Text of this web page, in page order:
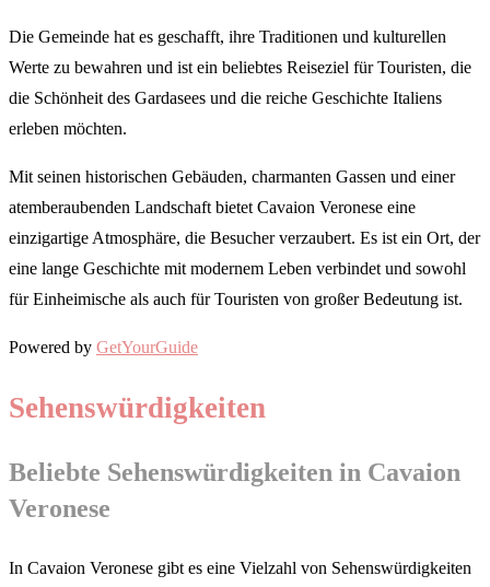
Die Gemeinde hat es geschafft, ihre Traditionen und kulturellen
Werte zu bewahren und ist ein beliebtes Reiseziel für Touristen, die
die Schönheit des Gardasees und die reiche Geschichte Italiens
erleben möchten.
Mit seinen historischen Gebäuden, charmanten Gassen und einer
atemberaubenden Landschaft bietet Cavaion Veronese eine
einzigartige Atmosphäre, die Besucher verzaubert. Es ist ein Ort, der
eine lange Geschichte mit modernem Leben verbindet und sowohl
für Einheimische als auch für Touristen von großer Bedeutung ist.
Powered by GetYourGuide
Sehenswürdigkeiten
Beliebte Sehenswürdigkeiten in Cavaion
Veronese
In Cavaion Veronese gibt es eine Vielzahl von Sehenswürdigkeiten